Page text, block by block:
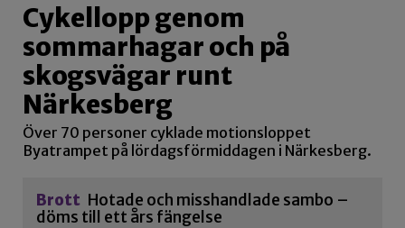
Cykellopp genom
sommarhagar och på
skogsvägar runt
Närkesberg
Över 70 personer cyklade motionsloppet
Byatrampet på lördagsförmiddagen i Närkesberg.
Brott Hotade och misshandlade sambo –
döms till ett års fängelse